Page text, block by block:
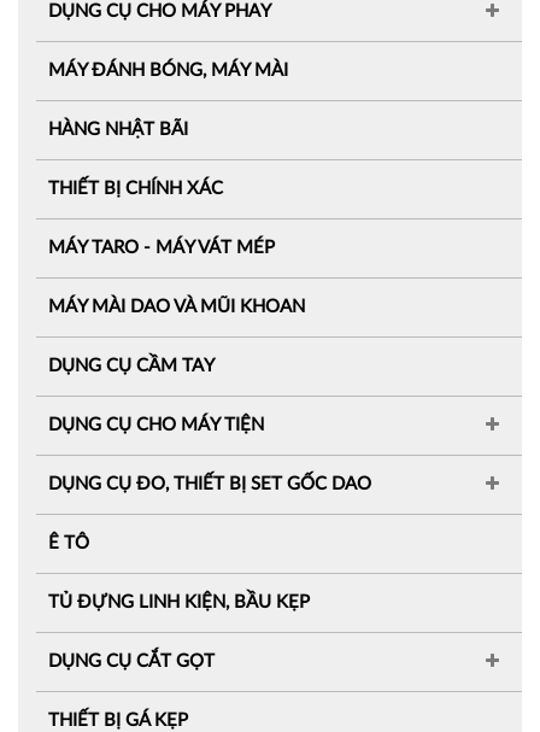
DỤNG CỤ CHO MÁY PHAY
MÁY ĐÁNH BÓNG, MÁY MÀI
HÀNG NHẬT BÃI
THIẾT BỊ CHÍNH XÁC
MÁY TARO - MÁY VÁT MÉP
MÁY MÀI DAO VÀ MŨI KHOAN
DỤNG CỤ CẦM TAY
DỤNG CỤ CHO MÁY TIỆN
DỤNG CỤ ĐO, THIẾT BỊ SET GỐC DAO
Ê TÔ
TỦ ĐỰNG LINH KIỆN, BẦU KẸP
DỤNG CỤ CẮT GỌT
THIẾT BỊ GÁ KẸP